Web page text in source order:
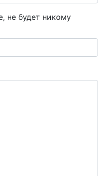
не будет никому